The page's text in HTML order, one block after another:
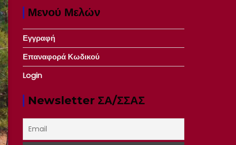
Μενού Μελών
Εγγραφή
Επαναφορά Κωδικού
Login
Newsletter ΣΑ/ΣΣΑΣ